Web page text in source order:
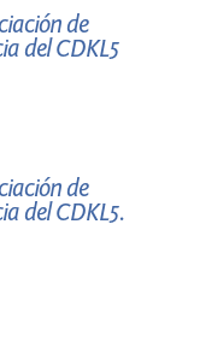
de
del CDKL5
de
del CDKL5.